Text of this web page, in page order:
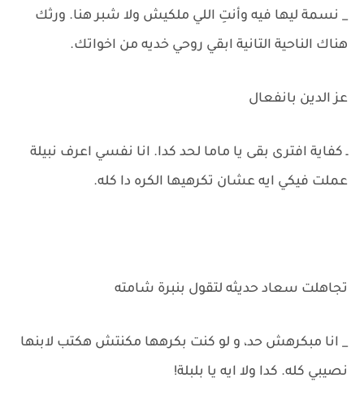
_ نسمة ليها فيه وأنتِ اللي ملكيش ولا شبر هنا. ورثك
هناك الناحية التانية ابقي روحي خديه من اخواتك.
عز الدين بانفعال
ـ كفاية افترى بقى يا ماما لحد كدا. انا نفسي اعرف نبيلة
عملت فيكي ايه عشان تكرهيها الكره دا كله.
تجاهلت سعاد حديثه لتقول بنبرة شامته
_ انا مبكرهش حد، و لو كنت بكرهها مكنتش هكتب لابنها
نصيبي كله. كدا ولا ايه يا بلبلة!